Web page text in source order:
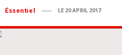
Éssentiel LE 20 APRIL 2017